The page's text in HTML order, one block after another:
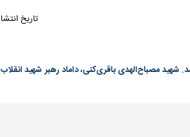
تاریخ
جمعی از مردم تهران در میدان دوم شهران برگزار شد. شهید مصباح‌الهدی باقری‌کنی، داماد